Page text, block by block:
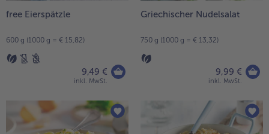
free Eierspätzle
600 g (1000 g = € 15,82)
9,49 €
inkl. MwSt.
Griechischer Nudelsalat
750 g (1000 g = € 13,32)
9,99 €
inkl. MwSt.